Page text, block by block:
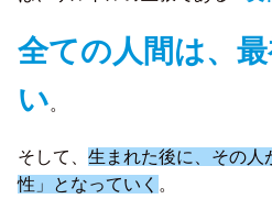
全ての人間は、
い。
そして、 生まれた後に、その人
性」となっていく 。